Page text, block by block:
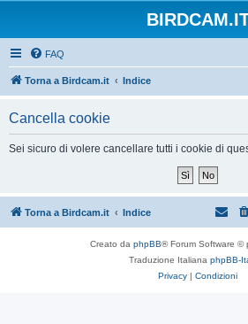
FAQ
Torna a Birdcam.it Indice
Cancella cookie
Sei sicuro di volere cancellare tutti i cookie di
Torna a Birdcam.it Indice
Creato da phpBB® Forum Software ©
Traduzione Italiana phpBB-
Privacy | Condizioni